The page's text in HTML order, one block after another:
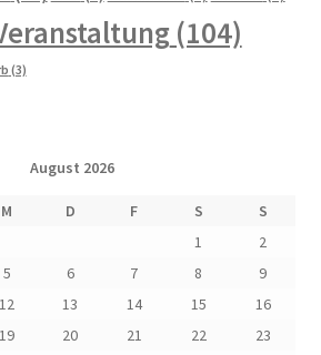
(104)
(3)
August 2026
M D F S
S
1
2
5 6 7 8
9
12 13 14 15
16
19 20 21 22
23